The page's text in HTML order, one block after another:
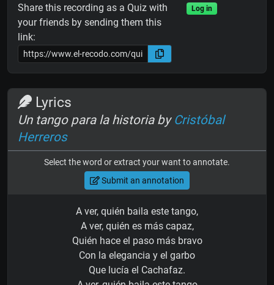
Share this recording as a Quiz with
your friends by sending them this
link:
Log in
Lyrics
Un tango para la historia by Cristóbal
Herreros
Select the word or extract your want to annotate.
Submit an annotation
A ver, quién baila este tango,
A ver, quién es más capaz,
Quién hace el paso más bravo
Con la elegancia y el garbo
Que lucía el Cachafaz.